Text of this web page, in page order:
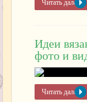
Читать далее »
Идеи
фото и
Читать далее »